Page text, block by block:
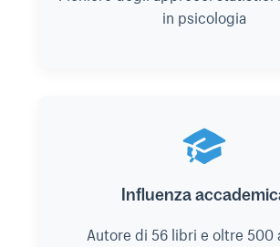
in psicologia
Influenza
Autore di 56 libri e oltre 500